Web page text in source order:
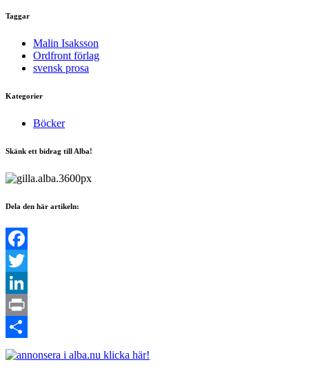
Taggar
Malin Isaksson
Ordfront förlag
svensk prosa
Kategorier
Böcker
Skänk ett bidrag till Alba!
Dela den här artikeln:
Facebook
Twitter
LinkedIn
Print
Dela